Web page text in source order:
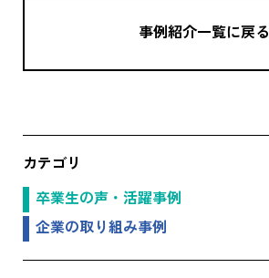
事例紹介一覧に戻る
カテゴリ
卒業生の声・活躍事例
企業の取り組み事例